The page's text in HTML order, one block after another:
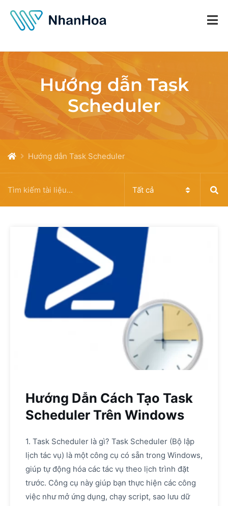
Hướng dẫn Task
Scheduler
Hướng dẫn Task Scheduler
Hướng Dẫn Cách Tạo Task
Scheduler Trên Windows
1. Task Scheduler là gì? Task Scheduler (Bộ lập
lịch tác vụ) là một công cụ có sẵn trong Windows,
giúp tự động hóa các tác vụ theo lịch trình đặt
trước. Công cụ này giúp bạn thực hiện các công
việc như mở ứng dụng, chạy script, sao lưu dữ